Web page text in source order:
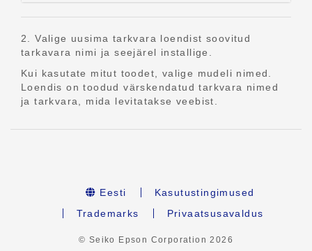
2. Valige uusima tarkvara loendist soovitud
tarkavara nimi ja seejärel installige.
Kui kasutate mitut toodet, valige mudeli nimed.
Loendis on toodud värskendatud tarkvara nimed
ja tarkvara, mida levitatakse veebist.
Eesti
Kasutustingimused
Trademarks
Privaatsusavaldus
© Seiko Epson Corporation2026